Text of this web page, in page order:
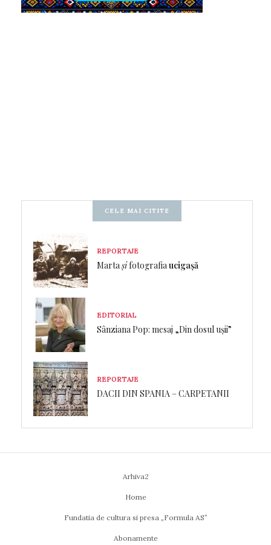
CELE MAI CITITE
REPORTAJE
Martașifotografiaucigașă
EDITORIAL
Sânziana Pop: mesaj „Din dosul ușii”
REPORTAJE
DACII DIN SPANIA – CARPETANII
Arhiva2
Home
Fundatia de cultura si presa „Formula AS”
Abonamente